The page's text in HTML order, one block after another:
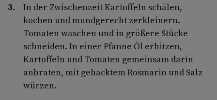
In der Zwischenzeit Kartoffeln schälen,
kochen und mundgerecht zerkleinern.
Tomaten waschen und in größere Stücke
schneiden. In einer Pfanne Öl erhitzen,
Kartoffeln und Tomaten gemeinsam darin
anbraten, mit gehacktem Rosmarin und Salz
würzen.